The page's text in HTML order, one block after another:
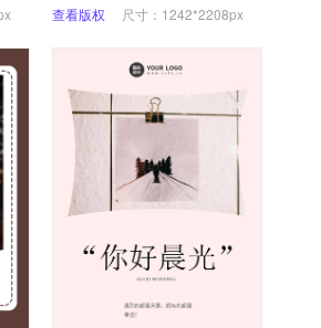
查看版权 尺寸：1242*2208px